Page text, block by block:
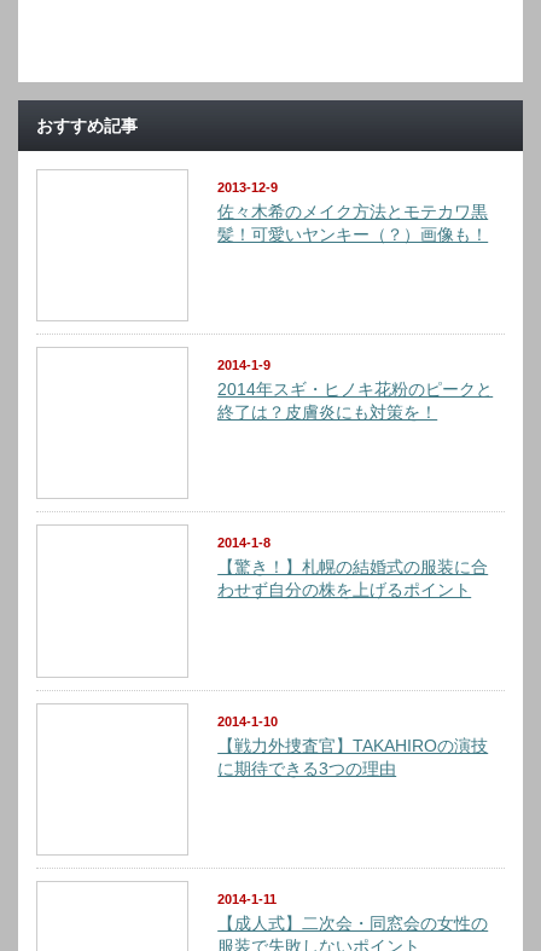
おすすめ記事
2013-12-9
佐々木希のメイク方法とモテカワ黒
髪！可愛いヤンキー（？）画像も！
2014-1-9
2014年スギ・ヒノキ花粉のピークと
終了は？皮膚炎にも対策を！
2014-1-8
【驚き！】札幌の結婚式の服装に合
わせず自分の株を上げるポイント
2014-1-10
【戦力外捜査官】TAKAHIROの演技
に期待できる3つの理由
2014-1-11
【成人式】二次会・同窓会の女性の
服装で失敗しないポイント